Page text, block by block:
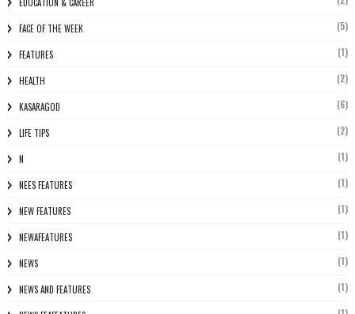
FACE OF THE WEEK (5)
FEATURES (1)
HEALTH (2)
KASARAGOD (6)
LIFE TIPS (2)
N (1)
NEES FEATURES (1)
NEW FEATURES (1)
NEWAFEATURES (1)
NEWS (1)
NEWS AND FEATURES (1)